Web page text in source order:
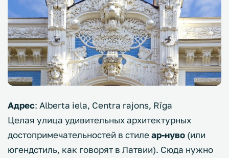
Адрес: Alberta iela, Centra rajons, Rīga
Целая улица удивительных архитектурных
достопримечательностей в стиле ар-нуво (или
югендстиль, как говорят в Латвии). Сюда нужно